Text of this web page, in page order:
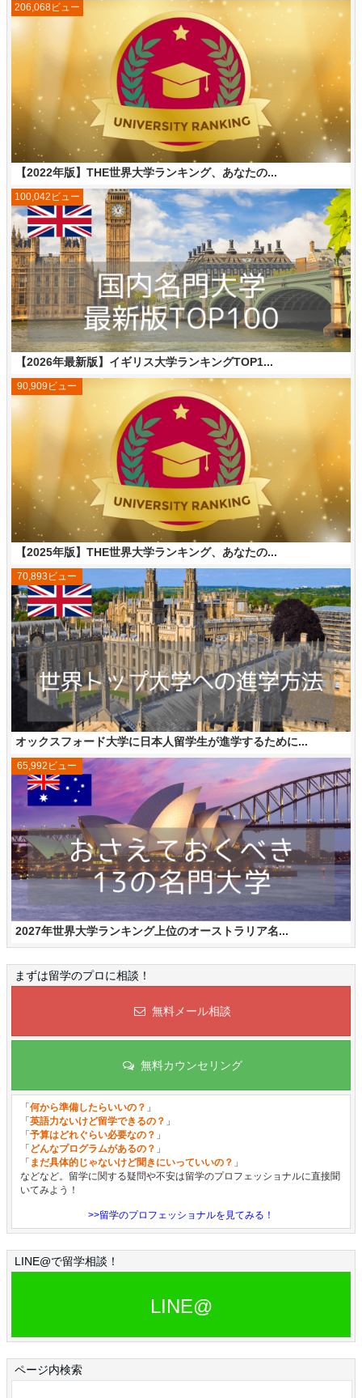
【2022年版】THE世界大学ランキング、あなたの...
206,068ビュー
【2026年最新版】イギリス大学ランキングTOP1...
100,042ビュー
【2025年版】THE世界大学ランキング、あなたの...
90,909ビュー
オックスフォード大学に日本人留学生が進学するために...
70,893ビュー
2027年世界大学ランキング上位のオーストラリア名...
65,992ビュー
まずは留学のプロに相談！
無料メール相談
無料カウンセリング
「 何から準備したらいいの？ 」
「 英語力ないけど留学できるの？ 」
「 予算はどれぐらい必要なの？ 」
「 どんなプログラムがあるの？ 」
「 まだ具体的じゃないけど聞きにいっていいの？ 」
などなど。留学に関する疑問や不安は留学のプロフェッショナルに直接聞
いてみよう！
>>留学のプロフェッショナルを見てみる！
LINE@で留学相談！
LINE@
ページ内検索